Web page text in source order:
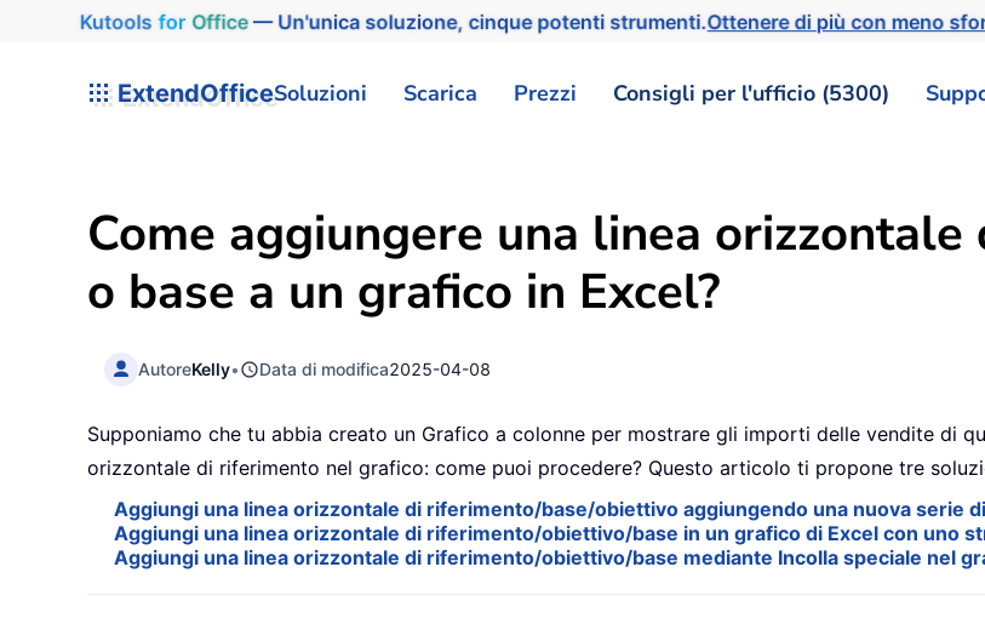
Kutools for Office— Un'unica soluzione, cinque potenti strumenti.Ottenere di più con meno
ExtendOfficeSoluzioni Scarica Prezzi Consigli per l'ufficio (5300)
Come aggiungere una linea
o base a un grafico in Excel?
AutoreKelly• Data di modifica2025-04-08
Supponiamo che tu abbia creato un Grafico a colonne per mostrare gli importi delle vendite di
orizzontale di riferimento nel grafico: come puoi procedere? Questo articolo ti propone tre
Aggiungi una linea orizzontale di riferimento/base/obiettivo aggiungendo una nuova serie
Aggiungi una linea orizzontale di riferimento/obiettivo/base in un grafico di Excel con uno
Aggiungi una linea orizzontale di riferimento/obiettivo/base mediante Incolla speciale nel